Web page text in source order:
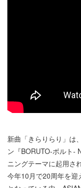
新曲「きらりらり」は
ン『BORUTO-ボルト-
ニングテーマに起用さ
今年10月で20周年を迎